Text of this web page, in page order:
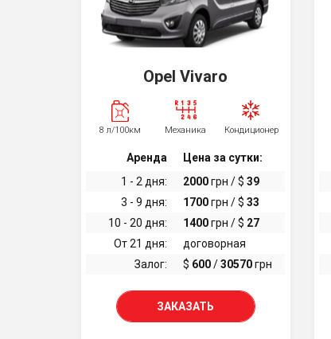
Opel Vivaro
8 л/100км Механика Кондиционер
Аренда
Цена за сутки:
1 - 2 дня:
2000грн / $ 39
3 - 9 дня:
1700грн / $ 33
10 - 20 дня:
1400грн / $ 27
От 21 дня:
договорная
Залог:
$ 600/30570грн
ЗАКАЗАТЬ